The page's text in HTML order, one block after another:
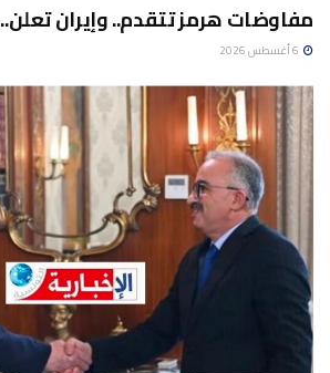
مفاوضات هرمز تتقدم.. وإيران تعلن..